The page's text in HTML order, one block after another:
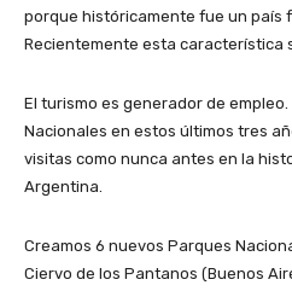
porque históricamente fue un país
Recientemente esta característica
El turismo es generador de
Nacionales en estos últimos tres
visitas como nunca antes en la
Argentina.
Creamos 6 nuevos Parques
Ciervo de los Pantanos (Buenos